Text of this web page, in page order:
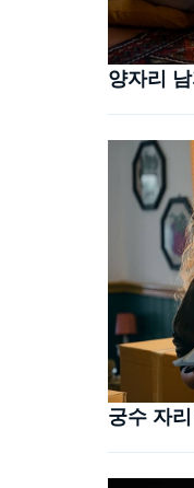
양자리
궁수 자